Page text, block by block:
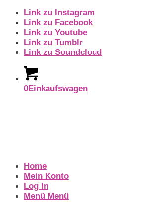
Link zu Instagram
Link zu Facebook
Link zu Youtube
Link zu Tumblr
Link zu Soundcloud
0Einkaufswagen
Home
Mein Konto
Log In
Menü Menü